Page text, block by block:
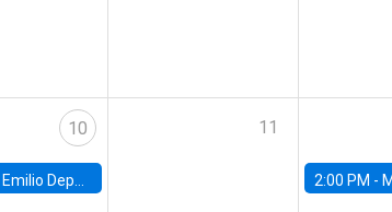
10
Emilio Depetris-Chauvín, Universidad Católica
11
2:00 PM -